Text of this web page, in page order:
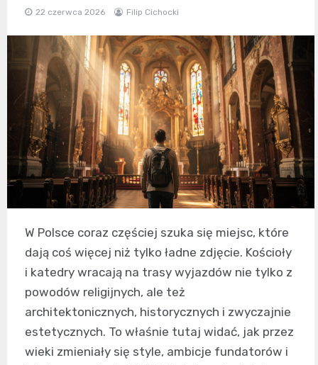
22 czerwca 2026 Filip Cichocki
W Polsce coraz częściej szuka się miejsc, które
dają coś więcej niż tylko ładne zdjęcie. Kościoły
i katedry wracają na trasy wyjazdów nie tylko z
powodów religijnych, ale też
architektonicznych, historycznych i zwyczajnie
estetycznych. To właśnie tutaj widać, jak przez
wieki zmieniały się style, ambicje fundatorów i